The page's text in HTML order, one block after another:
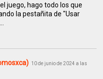
juego, hago todo los que
la pestañita de "Usar
10 de junio de 2024 a las